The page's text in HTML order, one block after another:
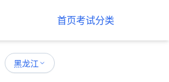
首页考试分类
黑龙江